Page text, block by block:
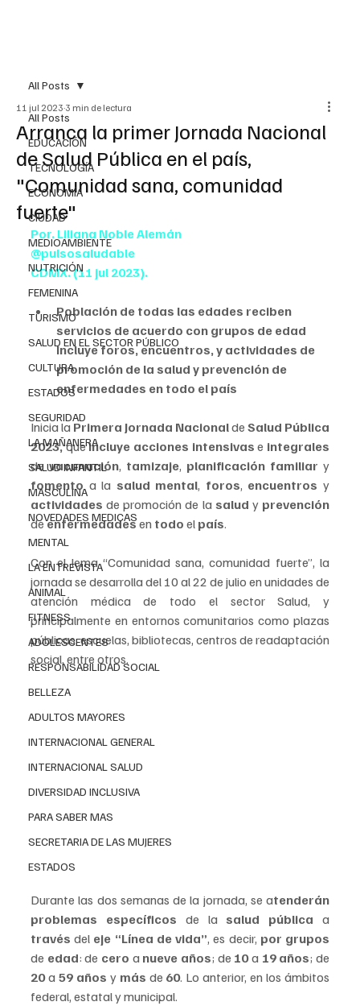
All Posts
EDUCACIÓN
TECNOLOGÍA
ECONOMÍA
CIUDAD
MEDIOAMBIENTE
NUTRICIÓN
FEMENINA
TURISMO
SALUD EN EL SECTOR PÚBLICO
CULTURA
ESTADOS
SEGURIDAD
LA MAÑANERA
SALUD INFANTIL
MASCULINA
NOVEDADES MEDICAS
MENTAL
LA ENTREVISTA
ANIMAL
FITNESS
ADOLESCENTES
RESPONSABILIDAD SOCIAL
BELLEZA
ADULTOS MAYORES
INTERNACIONAL GENERAL
INTERNACIONAL SALUD
DIVERSIDAD INCLUSIVA
PARA SABER MAS
SECRETARIA DE LAS MUJERES
ESTADOS
All Posts
Arranca la primer Jornada Nacional
de Salud Pública en el país,
"Comunidad sana, comunidad
fuerte"
11 jul 2023 3 min de lectura
Por. Liliana Noble Alemán
@pulsosaludable
CDMX. (11 jul 2023).
Población de todas las edades reciben
servicios de acuerdo con grupos de edad
Incluye foros, encuentros, y actividades de
promoción de la salud y prevención de
enfermedades en todo el país
Inicia la Primera Jornada Nacional de Salud Pública
2023, que incluye acciones intensivas e integrales
de vacunación, tamizaje, planificación familiar
fomento a la salud mental, foros, encuentros
actividades de promoción de la salud y
de enfermedades en todo el país.
Con el lema “Comunidad sana, comunidad fuerte”, la
jornada se desarrolla del 10 al 22 de julio en unidades de
atención médica de todo el sector Salud, y
principalmente en entornos comunitarios como plazas
públicas, escuelas, bibliotecas, centros de readaptación
social, entre otros.
Durante las dos semanas de la jornada, se atenderán
problemas específicos de la salud pública
través del eje “Línea de vida”, es decir,
de edad: de cero a nueve años; de 10 a 19 años; de
20 a 59 años y más de 60. Lo anterior, en los ámbitos
federal, estatal y municipal.